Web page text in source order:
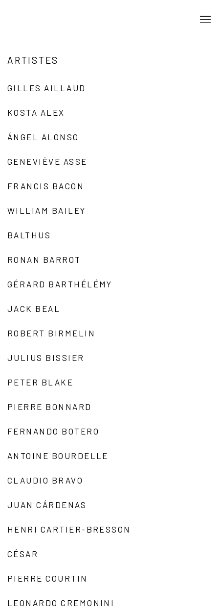
ARTISTES
GILLES AILLAUD
KOSTA ALEX
ÁNGEL ALONSO
GENEVIÈVE ASSE
FRANCIS BACON
WILLIAM BAILEY
BALTHUS
RONAN BARROT
GÉRARD BARTHÉLÉMY
JACK BEAL
ROBERT BIRMELIN
JULIUS BISSIER
PETER BLAKE
PIERRE BONNARD
FERNANDO BOTERO
ANTOINE BOURDELLE
CLAUDIO BRAVO
JUAN CÁRDENAS
HENRI CARTIER-BRESSON
CÉSAR
PIERRE COURTIN
LEONARDO CREMONINI